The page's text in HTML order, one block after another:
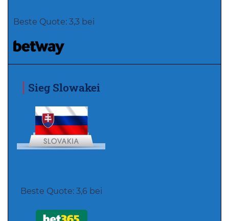
Beste Quote: 3,3 bei
Sieg Slowakei
Beste Quote: 3,6 bei